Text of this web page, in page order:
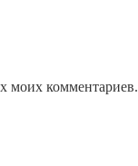
моих комментариев.